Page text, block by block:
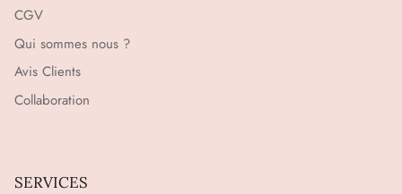
CGV
Qui sommes nous ?
Avis Clients
Collaboration
SERVICES